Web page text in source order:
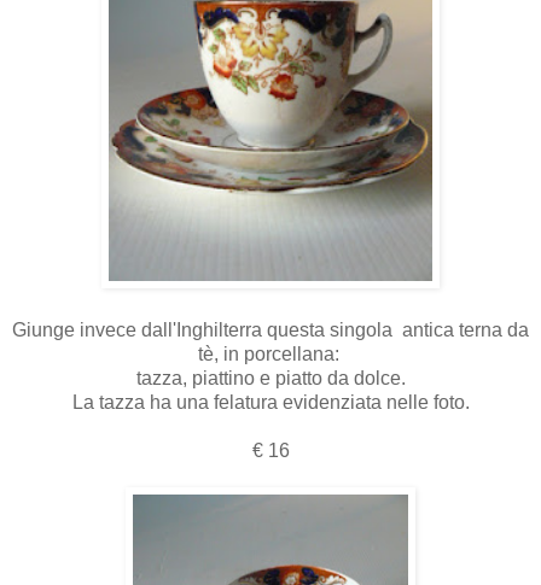
Giunge invece dall'Inghilterra questa singola antica terna da
tè, in porcellana:
tazza, piattino e piatto da dolce.
La tazza ha una felatura evidenziata nelle foto.
€ 16